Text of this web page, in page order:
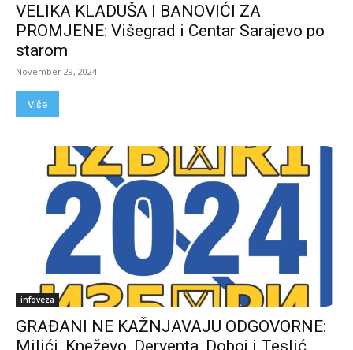
VELIKA KLADUŠA I BANOVIĆI ZA
PROMJENE: Višegrad i Centar Sarajevo po
starom
November 29, 2024
Više
infoveza
GRAĐANI NE KAŽNJAVAJU ODGOVORNE:
Milići, Kneževo, Derventa, Doboj i Teslić